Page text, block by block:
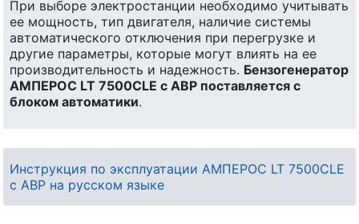
При выборе электростанции необходимо учитывать
ее мощность, тип двигателя, наличие системы
автоматического отключения при перегрузке и
другие параметры, которые могут влиять на ее
производительность и надежность. Бензогенератор
АМПЕРОС LT 7500CLE с АВР поставляется с
блоком автоматики.
Инструкция по эксплуатации АМПЕРОС LT 7500CLE
с АВР на русском языке